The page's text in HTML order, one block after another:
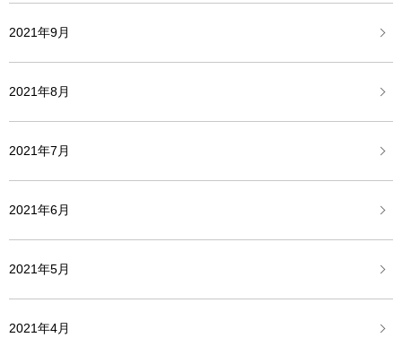
2021年9月
2021年8月
2021年7月
2021年6月
2021年5月
2021年4月